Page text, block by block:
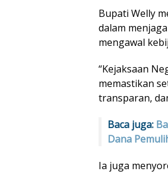
Bupati Welly
dalam
mengawal
“Kejaksaan
memastikan
transparan,
Baca juga:
Dana
Ia juga